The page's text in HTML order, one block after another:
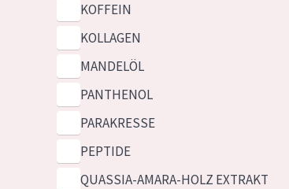
KOFFEIN
KOLLAGEN
MANDELÖL
PANTHENOL
PARAKRESSE
PEPTIDE
QUASSIA-AMARA-HOLZ EXTRAKT